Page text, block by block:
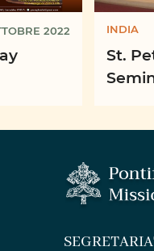
2022 INDIA
St.